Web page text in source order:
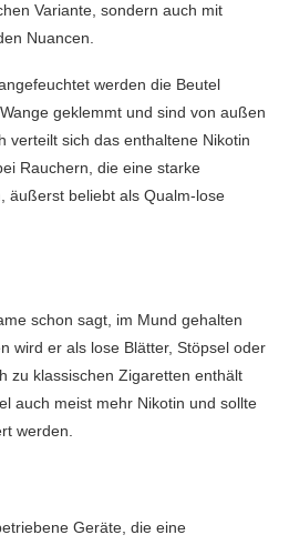
Variante, sondern auch mit
Nuancen.
werden die Beutel
geklemmt und sind von außen
verteilt sich das enthaltene Nikotin
Rauchern, die eine starke
äußerst beliebt als Qualm-lose
schon sagt, im Mund gehalten
wird er als lose Blätter, Stöpsel oder
zu klassischen Zigaretten enthält
auch meist mehr Nikotin und sollte
werden.
Geräte, die eine